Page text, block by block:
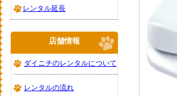
レンタル延長
店舗情報
ダイニチのレンタルについて
レンタルの流れ